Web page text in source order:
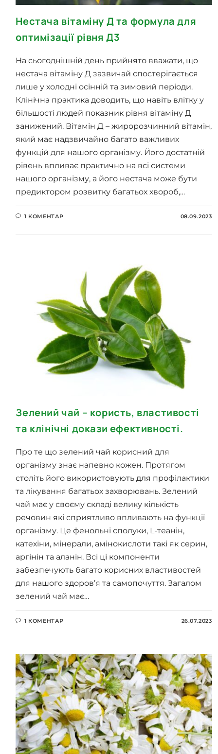
Нестача вітаміну Д та формула для
оптимізації рівня Д3
На сьогоднішній день прийнято вважати, що
нестача вітаміну Д зазвичай спостерігається
лише у холодні осінній та зимовий періоди.
Клінічна практика доводить, що навіть влітку у
більшості людей показник рівня вітаміну Д
занижений. Вітамін Д – жиророзчинний вітамін,
який має надзвичайно багато важливих
функцій для нашого організму. Його достатній
рівень впливає практично на всі системи
нашого організму, а його нестача може бути
предиктором розвитку багатьох хвороб,…
1 КОМЕНТАР 08.09.2023
Зелений чай – користь, властивості
та клінічні докази ефективності.
Про те що зелений чай корисний для
організму знає напевно кожен. Протягом
століть його використовують для профілактики
та лікування багатьох захворювань. Зелений
чай має у своєму складі велику кількість
речовин які сприятливо впливають на функції
організму. Це фенольні сполуки, L-теанін,
катехіни, мінерали, амінокислоти такі як серин,
аргінін та аланін. Всі ці компоненти
забезпечують багато корисних властивостей
для нашого здоров’я та самопочуття. Загалом
зелений чай має…
1 КОМЕНТАР 26.07.2023